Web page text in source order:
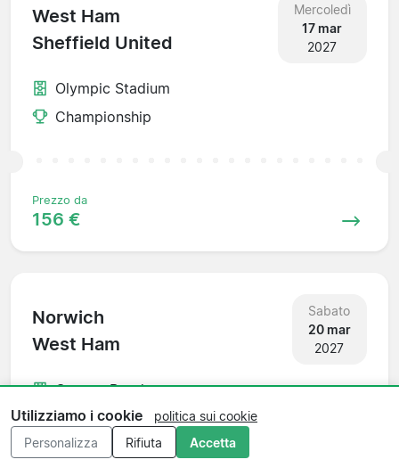
West Ham
Sheffield United
Mercoledì
17 mar
2027
Olympic Stadium
Championship
Prezzo da
156 €
Norwich
West Ham
Sabato
20 mar
2027
Carrow Road
Championship
Utilizziamo i cookie
politica sui cookie
Personalizza
Rifiuta Accetta